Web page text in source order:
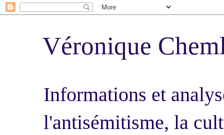
Véronique
Informations et
l'antisémitisme, la